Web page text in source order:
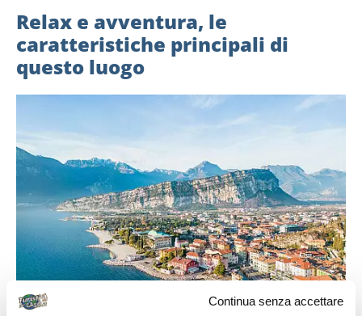
Continua senza accettare
Relax e avventura, le
caratteristiche principali di
questo luogo